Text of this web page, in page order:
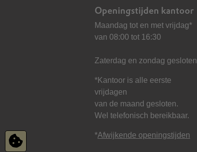
Openingstijden kantoor
Maandag tot en met vrijdag*
van 08:00 tot 16:30
Zaterdag en zondag gesloten
*Kantoor is alle eerste
vrijdagen
van de maand gesloten.
Wel telefonisch bereikbaar.
*Afwijkende openingstijden